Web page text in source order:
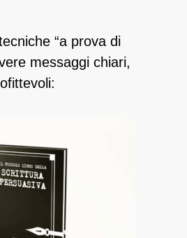
“a prova di
messaggi chiari,